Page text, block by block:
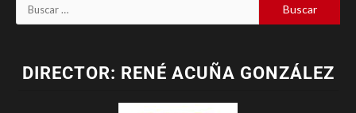
DIRECTOR: RENÉ ACUÑA GONZÁLEZ